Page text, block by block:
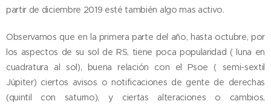
partir de diciembre 2019 esté también algo mas activo.
Observamos que en la primera parte del año, hasta octubre, por
los aspectos de su sol de RS, tiene poca popularidad ( luna en
cuadratura al sol), buena relación con el Psoe ( semi-sextil
Júpiter) ciertos avisos o notificaciones de gente de derechas
(quintil con saturno), y ciertas alteraciones o cambios,